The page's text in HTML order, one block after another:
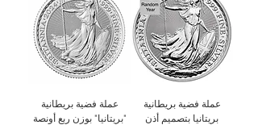
عملة فضية بريطانية
بريتانيا بتصميم أذن
عملة فضية بريطانية
"بريتانيا" بوزن ربع أونصة